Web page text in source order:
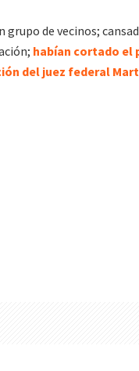
grupo de vecinos;
habían cortado el
del juez federal